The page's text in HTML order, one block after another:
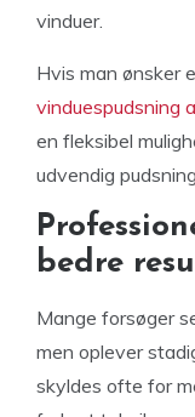
vinduer.
Hvis man ønsker
vinduespudsning
en fleksibel
udvendig
bedre
Mange forsøger
men oplever
skyldes ofte for